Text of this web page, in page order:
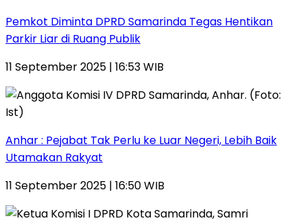
Pemkot Diminta DPRD Samarinda Tegas Hentikan
Parkir Liar di Ruang Publik
11 September 2025 | 16:53 WIB
Anhar : Pejabat Tak Perlu ke Luar Negeri, Lebih Baik
Utamakan Rakyat
11 September 2025 | 16:50 WIB